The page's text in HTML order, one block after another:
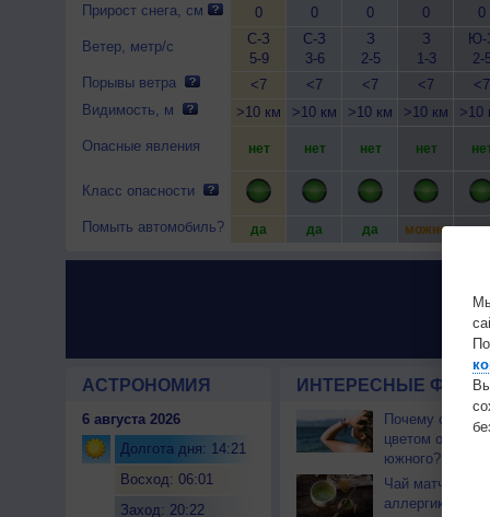
Прирост снега, см
Ветер, метр/с
Порывы ветра
Видимость, м
Опасные явления
Класс опасности
Помыть автомобиль?
0
С-З
5-9
<7
>10 км
нет
да
0
С-З
3-6
<7
>10 км
нет
да
0
З
2-5
<7
>10 км
нет
да
0
З
1-3
<7
>10 км
нет
можно
0
Ю-
2-
<7
>10
АСТРОНОМИЯ
6 августа 2026
Долгота дня: 14:21
Восход: 06:01
Заход: 20:22
ИНТЕРЕСНЫЕ
Почему
цветом
южного?
Чай матча
аллергикам